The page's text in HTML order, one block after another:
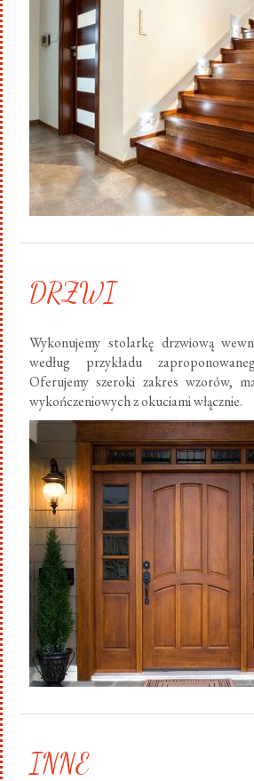
DRZWI
Wykonujemy stolarkę drzwiową
według przykładu
Oferujemy szeroki zakres wzorów,
wykończeniowych z okuciami włącznie.
INNE
.